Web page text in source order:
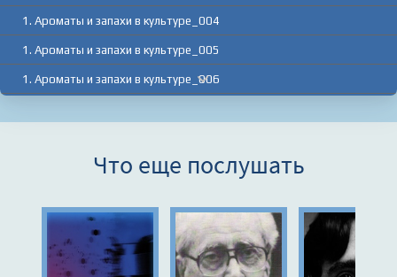
1. Ароматы и запахи в культуре_004
1. Ароматы и запахи в культуре_005
1. Ароматы и запахи в культуре_006
1. Ароматы и запахи в культуре_009
1. Ароматы и запахи в культуре_011
1. Ароматы и запахи в культуре_012
Что еще послушать